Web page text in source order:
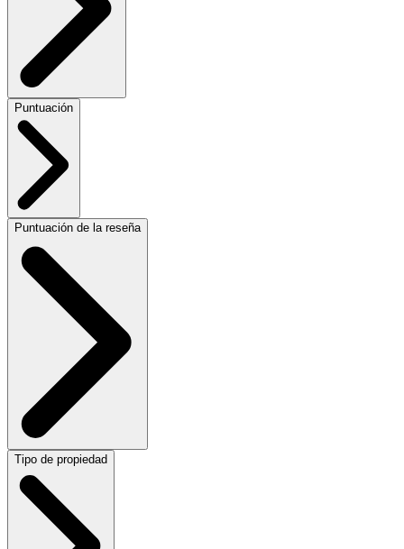
Puntuación
Puntuación de la reseña
Tipo de propiedad